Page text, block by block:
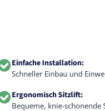
Einfache Installation:
Schneller Einbau und
Ergonomisch Sitzlift:
Bequeme, knie-schonende